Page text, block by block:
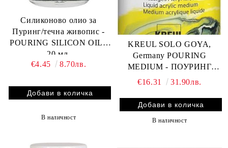
Силиконово олио за
Пуринг/течна живопис -
POURING SILICON OIL -
20 мл.
€4.45
8.70лв.
В наличност
KREUL SOLO GOYA,
Germany POURING
MEDIUM - ПОУРИНГ
АКРИЛЕН МЕДИУМ за
мл.
€16.31 31.90лв.
В наличност